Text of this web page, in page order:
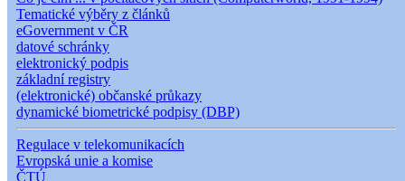
Tematické výběry z článků
eGovernment v ČR
datové schránky
elektronický podpis
základní registry
(elektronické) občanské průkazy
dynamické biometrické podpisy (DBP)
Regulace v telekomunikacích
Evropská unie a komise
ČTÚ